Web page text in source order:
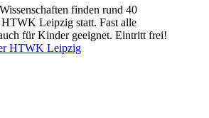
finden rund 40
HTWK Leipzig statt. Fast alle
für Kinder geeignet. Eintritt frei!
HTWK Leipzig